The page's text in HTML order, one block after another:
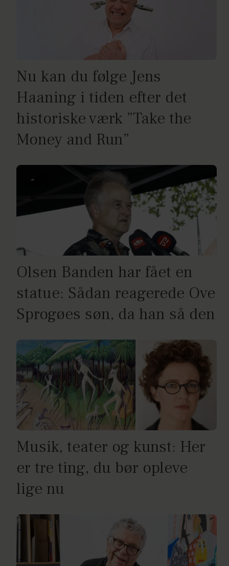
Nu kan du følge Jens
Haaning i tiden efter det
historiske værk ”Take the
Money and Run”
Olsen Banden har fået en
statue: Sådan reagerede Ove
Sprogøes søn, da han så den
Musik, teater og kunst: Her
er tre ting, du bør opleve
lige nu